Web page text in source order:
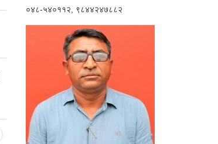
०४८-५४०११२, ९८४४२४७८८२